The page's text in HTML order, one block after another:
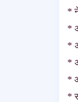
*
*
*
*
*
*